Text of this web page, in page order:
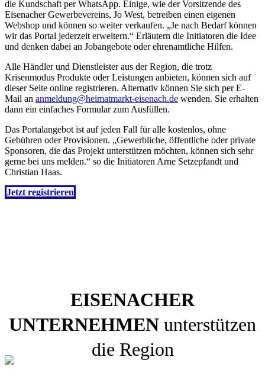
die Kundschaft per WhatsApp. Einige, wie der Vorsitzende des
Eisenacher Gewerbevereins, Jo West, betreiben einen eigenen
Webshop und können so weiter verkaufen. „Je nach Bedarf können
wir das Portal jederzeit erweitern.“ Erläutern die Initiatoren die Idee
und denken dabei an Jobangebote oder ehrenamtliche Hilfen.
Alle Händler und Dienstleister aus der Region, die trotz
Krisenmodus Produkte oder Leistungen anbieten, können sich auf
dieser Seite online registrieren. Alternativ können Sie sich per E-
Mail an anmeldung@heimatmarkt-eisenach.de wenden. Sie erhalten
dann ein einfaches Formular zum Ausfüllen.
Das Portalangebot ist auf jeden Fall für alle kostenlos, ohne
Gebühren oder Provisionen. „Gewerbliche, öffentliche oder private
Sponsoren, die das Projekt unterstützen möchten, können sich sehr
gerne bei uns melden.“ so die Initiatoren Arne Setzepfandt und
Christian Haas.
Jetzt registrieren
EISENACHER
UNTERNEHMEN unterstützen
die Region